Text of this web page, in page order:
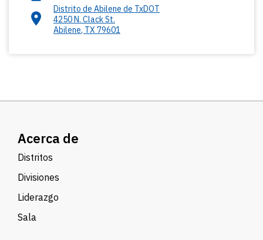
Distrito de Abilene de TxDOT
4250 N. Clack St.
Abilene, TX 79601
Acerca de
Distritos
Divisiones
Liderazgo
Sala